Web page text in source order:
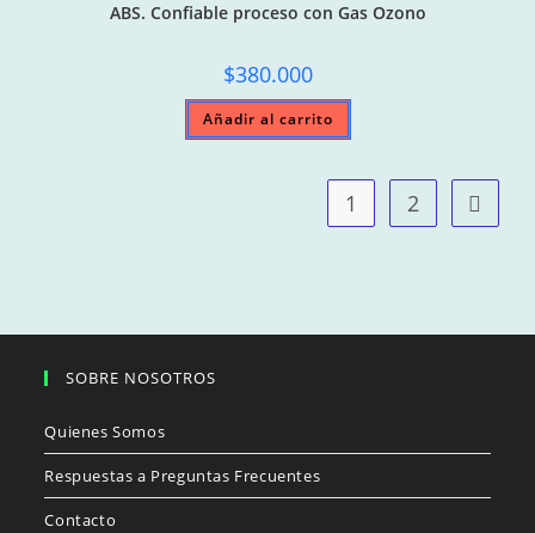
ABS. Confiable proceso con Gas Ozono
$380.000
Añadir al carrito
1 2
SOBRE NOSOTROS
Quienes Somos
Respuestas a Preguntas Frecuentes
Contacto